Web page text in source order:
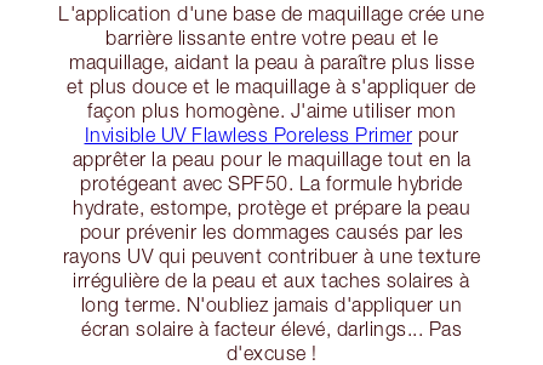
L'application d'une base de maquillage crée une
barrière lissante entre votre peau et le
maquillage, aidant la peau à paraître plus lisse
et plus douce et le maquillage à s'appliquer de
façon plus homogène. J'aime utiliser mon
Invisible UV Flawless Poreless Primer pour
apprêter la peau pour le maquillage tout en la
protégeant avec SPF50. La formule hybride
hydrate, estompe, protège et prépare la peau
pour prévenir les dommages causés par les
rayons UV qui peuvent contribuer à une texture
irrégulière de la peau et aux taches solaires à
long terme. N'oubliez jamais d'appliquer un
écran solaire à facteur élevé, darlings... Pas
d'excuse !